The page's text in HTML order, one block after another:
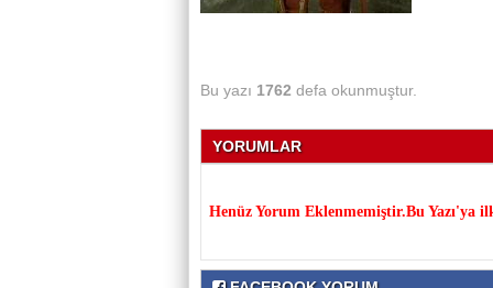
Bu yazı 1762 defa okunmuştur.
YORUMLAR
Henüz Yorum Eklenmemiştir.Bu Yazı'ya